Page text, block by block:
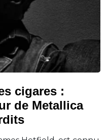
cigares :
de Metallica